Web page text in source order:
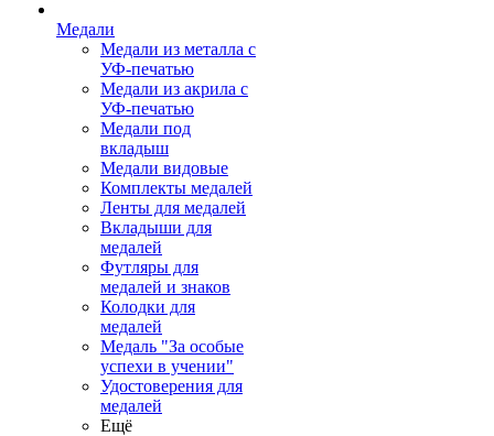
Медали
Медали из металла с
УФ-печатью
Медали из акрила с
УФ-печатью
Медали под
вкладыш
Медали видовые
Комплекты медалей
Ленты для медалей
Вкладыши для
медалей
Футляры для
медалей и знаков
Колодки для
медалей
Медаль "За особые
успехи в учении"
Удостоверения для
медалей
Ещё